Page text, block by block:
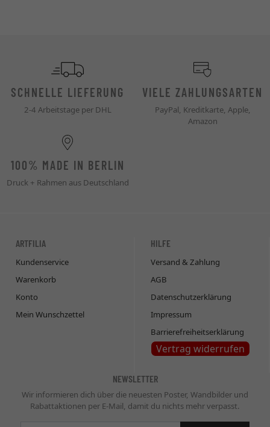
SCHNELLE LIEFERUNG
2-4 Arbeitstage per DHL
VIELE ZAHLUNGSARTEN
PayPal, Kreditkarte, Apple,
Amazon
100% MADE IN BERLIN
Druck + Rahmen aus Deutschland
ARTFILIA
Kundenservice
Warenkorb
Konto
Mein Wunschzettel
HILFE
Versand & Zahlung
AGB
Datenschutzerklärung
Impressum
Barrierefreiheitserklärung
Vertrag widerrufen
NEWSLETTER
Wir informieren dich über die neuesten Poster, Wandbilder und
Rabattaktionen per E-Mail, damit du nichts mehr verpasst.